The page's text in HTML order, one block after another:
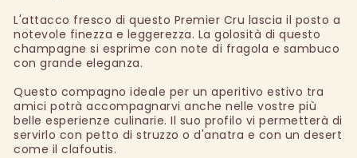
L'attacco fresco di questo Premier Cru lascia il posto a
notevole finezza e leggerezza. La golosità di questo
champagne si esprime con note di fragola e sambuco
con grande eleganza.
Questo compagno ideale per un aperitivo estivo tra
amici potrà accompagnarvi anche nelle vostre più
belle esperienze culinarie. Il suo profilo vi permetterà di
servirlo con petto di struzzo o d'anatra e con un desert
come il clafoutis.